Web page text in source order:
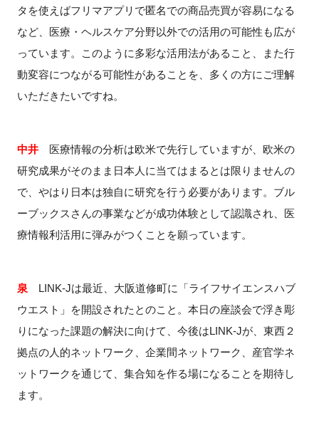
タを使えばフリマアプリで匿名での商品売買が容易になる
など、医療・ヘルスケア分野以外での活用の可能性も広が
っています。このように多彩な活用法があること、また行
動変容につながる可能性があることを、多くの方にご理解
いただきたいですね。
中井医療情報の分析は欧米で先行していますが、欧米の
研究成果がそのまま日本人に当てはまるとは限りませんの
で、やはり日本は独自に研究を行う必要があります。ブル
ーブックスさんの事業などが成功体験として認識され、医
療情報利活用に弾みがつくことを願っています。
泉 LINK-Jは最近、大阪道修町に「ライフサイエンスハブ
ウエスト」を開設されたとのこと。本日の座談会で浮き彫
りになった課題の解決に向けて、今後はLINK-Jが、東西２
拠点の人的ネットワーク、企業間ネットワーク、産官学ネ
ットワークを通じて、集合知を作る場になることを期待し
ます。